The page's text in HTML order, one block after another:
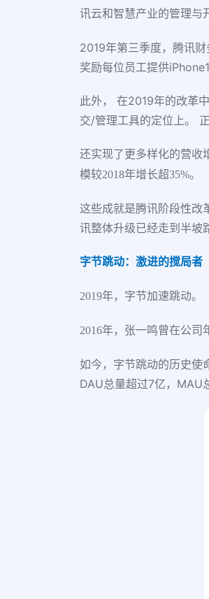
讯云和智慧产业的管理与
2019年第三季度，腾讯
奖励每位员工提供
此外， 在2019年的改革
交/管理工具的定位上。
还实现了更多样化的营收
模较2018年增长超35%。
这些成就是腾讯阶段性改
讯整体升级已经走到半坡
字节跳动：激进的搅局者
2019年，字节加速跳动。
2016年，张一鸣曾在公司
如今，字节跳动的历史使
DAU总量超过7亿，MAU